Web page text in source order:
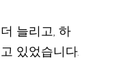
늘리고, 하
있었습니다.